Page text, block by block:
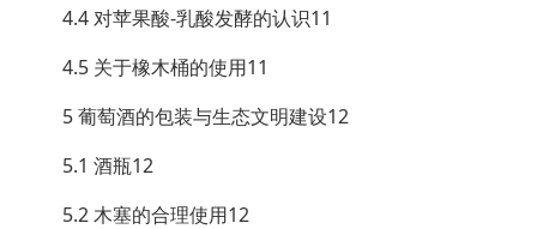
4.4 对苹果酸-乳酸发酵的认识11
4.5 关于橡木桶的使用11
5 葡萄酒的包装与生态文明建设12
5.1 酒瓶12
5.2 木塞的合理使用12